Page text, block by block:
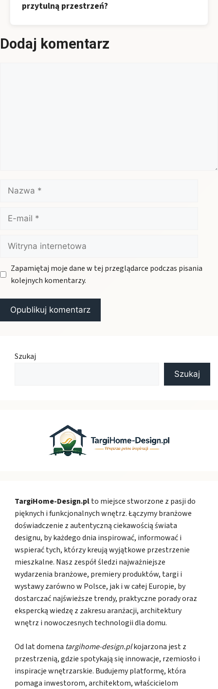
przytulną przestrzeń?
Dodaj komentarz
Nazwa
mail
Witryna
internetowa
Zapamiętaj moje dane w tej przeglądarce podczas pisania
kolejnych komentarzy.
Szukaj
Szukaj
TargiHome-Design.plto miejsce stworzone z pasji do
pięknych i funkcjonalnych wnętrz. Łączymy branżowe
doświadczenie z autentyczną ciekawością świata
designu, by każdego dnia inspirować, informować i
wspierać tych, którzy kreują wyjątkowe przestrzenie
mieszkalne. Nasz zespół śledzi najważniejsze
wydarzenia branżowe, premiery produktów, targi i
wystawy zarówno w Polsce, jak i w całej Europie, by
dostarczać najświeższe trendy, praktyczne porady oraz
ekspercką wiedzę z zakresu aranżacji, architektury
wnętrz i nowoczesnych technologii dla domu.
Od lat domena targihome-design.plkojarzona jest z
przestrzenią, gdzie spotykają się innowacje, rzemiosło i
inspiracje wnętrzarskie. Budujemy platformę, która
pomaga inwestorom, architektom, właścicielom